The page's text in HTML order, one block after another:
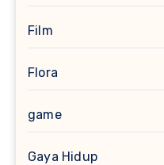
Film
Flora
game
Gaya Hidup